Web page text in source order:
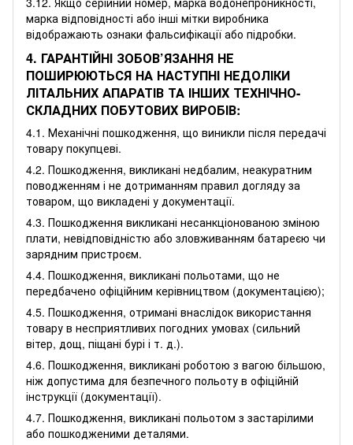
марка відповідності або інші мітки виробника
відображають ознаки фальсифікації або підробки.
4. ГАРАНТІЙНІ ЗОБОВ’ЯЗАННЯ НЕ
ПОШИРЮЮТЬСЯ НА НАСТУПНІ НЕДОЛІКИ
ЛІТАЛЬНИХ АПАРАТІВ ТА ІНШИХ ТЕХНІЧНО-
СКЛАДНИХ ПОБУТОВИХ ВИРОБІВ:
4.1. Механічні пошкодження, що виникли після передачі
товару покупцеві.
4.2. Пошкодження, викликані недбалим, неакуратним
поводженням і не дотриманням правил догляду за
товаром, що викладені у документації.
4.3. Пошкодження викликані несанкціонованою зміною
плати, невідповідністю або зловживанням батареєю чи
зарядним пристроєм.
4.4. Пошкодження, викликані польотами, що не
передбачено офіційним керівництвом (документацією);
4.5. Пошкодження, отримані внаслідок використання
товару в несприятливих погодних умовах (сильний
вітер, дощ, піщані бурі і т. д.).
4.6. Пошкодження, викликані роботою з вагою більшою,
ніж допустима для безпечного польоту в офіційній
інструкції (документації).
4.7. Пошкодження, викликані польотом з застарілими
або пошкодженими деталями.